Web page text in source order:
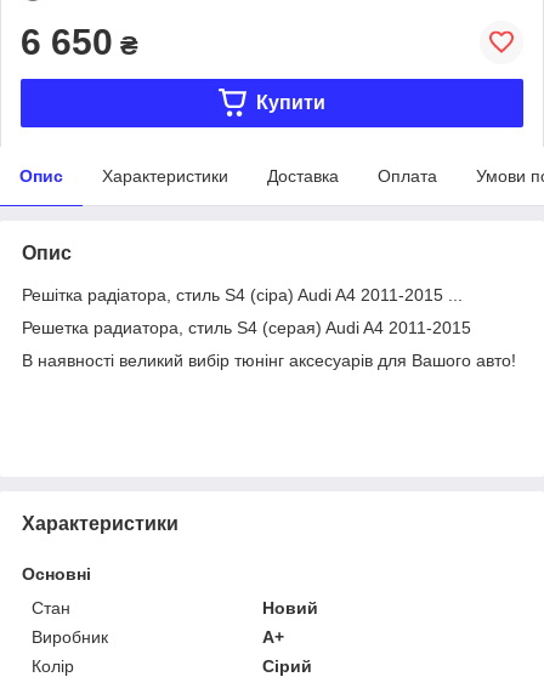
6 650 ₴
Купити
Опис Характеристики Доставка Оплата Умови
Опис
Решітка радіатора, стиль S4 (сіра) Audi A4 2011-2015 ...
Решетка радиатора, стиль S4 (серая) Audi A4 2011-2015
В наявності великий вибір тюнінг аксесуарів для Вашого авто!
Характеристики
Основні
Стан
Новий
Виробник
A+
Колір
Сірий